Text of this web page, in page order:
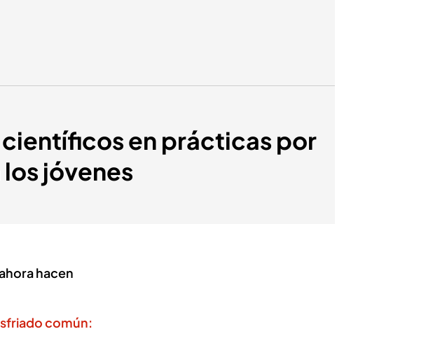
en prácticas por
jóvenes
hacen
común: